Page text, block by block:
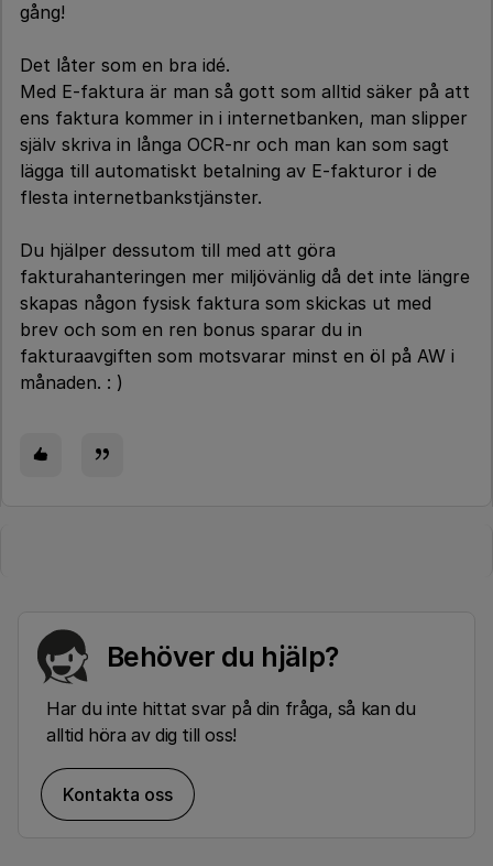
gång!
Det låter som en bra idé.
Med E-faktura är man så gott som alltid säker på att
ens faktura kommer in i internetbanken, man slipper
själv skriva in långa OCR-nr och man kan som sagt
lägga till automatiskt betalning av E-fakturor i de
flesta internetbankstjänster.
Du hjälper dessutom till med att göra
fakturahanteringen mer miljövänlig då det inte längre
skapas någon fysisk faktura som skickas ut med
brev och som en ren bonus sparar du in
fakturaavgiften som motsvarar minst en öl på AW i
månaden. : )
Behöver du hjälp?
Har du inte hittat svar på din fråga, så kan du
alltid höra av dig till oss!
Kontakta oss